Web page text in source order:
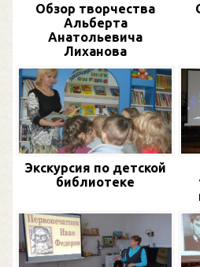
Обзор творчества
Альберта
Анатольевича
Лиханова
Экскурсия по детской
библиотеке